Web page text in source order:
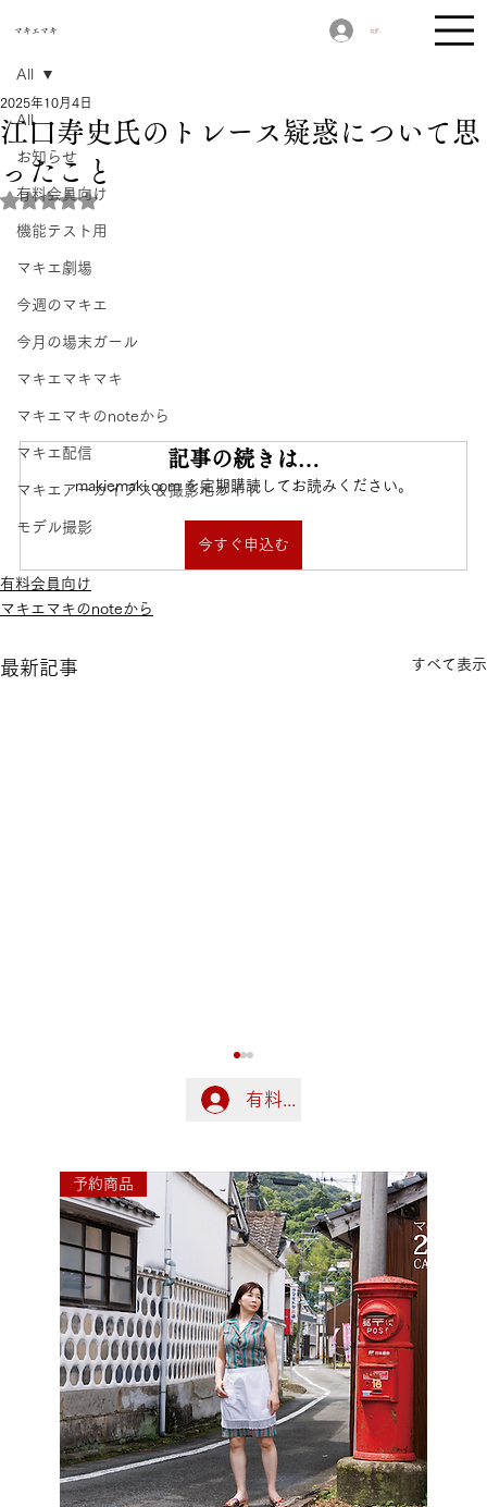
​マキエマキ ログイン
ログイン
有料会員の方はこちらでロ
予約商品
All
お知らせ
有料会員向け
機能テスト用
マキエ劇場
今週のマキエ
今月の場末ガール
マキエマキマキ
マキエマキのnoteから
マキエ配信
マキエアーカイブス＆撮影地ガイド
モデル撮影
All
江口寿史氏のトレース疑惑について思
ったこと
2025年10月4日
5つ星のうちNaNと評価されています。
記事の続きは…
makiemaki.com を定期購読してお読みください。
今すぐ申込む
有料会員向け
マキエマキのnoteから
最新記事 すべて表示
令和8年熊本地震に